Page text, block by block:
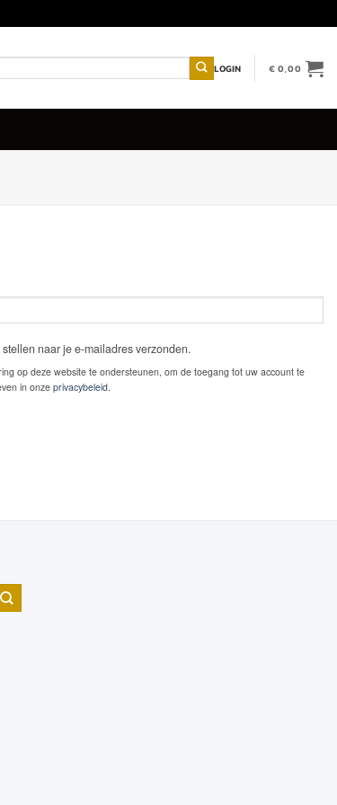
LOGIN €0,00
naar je e-mailadres verzonden.
op deze website te ondersteunen, om de toegang tot uw account te
in onze privacybeleid